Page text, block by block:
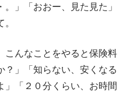
」「おおー、見た見た」
こんなことをやると保険料
？」「知らない、安くなる
」「２０分くらい、お時間